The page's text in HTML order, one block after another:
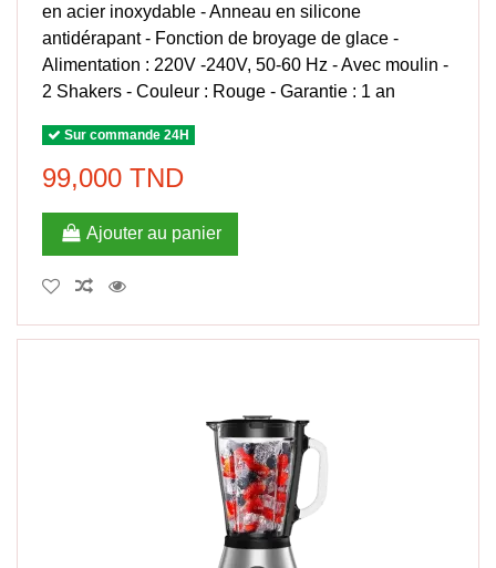
en acier inoxydable - Anneau en silicone
antidérapant - Fonction de broyage de glace -
Alimentation : 220V -240V, 50-60 Hz - Avec moulin -
2 Shakers - Couleur : Rouge - Garantie : 1 an
Sur commande 24H
99,000 TND
Ajouter au panier